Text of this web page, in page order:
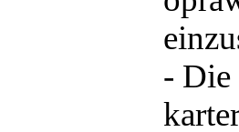
- Die